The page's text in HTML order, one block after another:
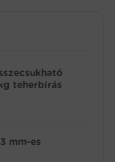
teherbírás
mm-es